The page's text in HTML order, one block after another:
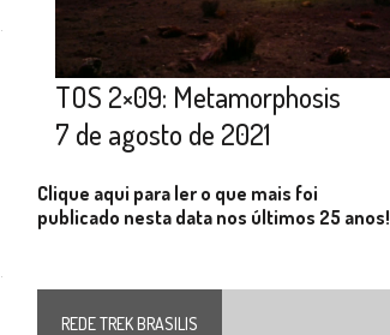
TOS 2×09: Metamorphosis
7 de agosto de 2021
Clique aqui para ler o que mais foi
publicado nesta data nos últimos 25 anos!
REDE TREK BRASILIS